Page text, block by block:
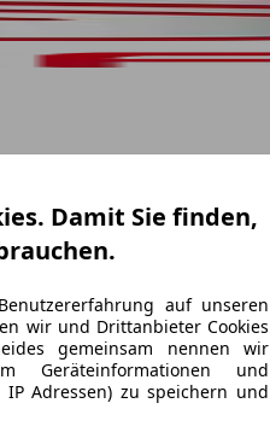
Damit Sie finden,
auf unseren
wir und Drittanbieter Cookies
gemeinsam nennen wir
Geräteinformationen und
IP Adressen) zu speichern und